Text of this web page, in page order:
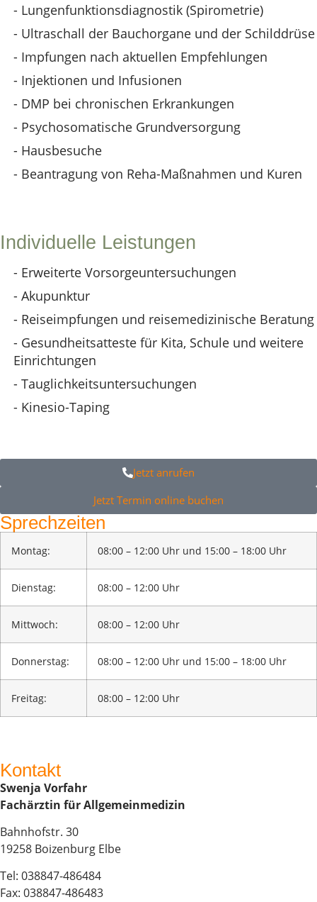
- Lungenfunktionsdiagnostik (Spirometrie)
- Ultraschall der Bauchorgane und der Schilddrüse
- Impfungen nach aktuellen Empfehlungen
- Injektionen und Infusionen
- DMP bei chronischen Erkrankungen
- Psychosomatische Grundversorgung
- Hausbesuche
- Beantragung von Reha-Maßnahmen und Kuren
Individuelle Leistungen
- Erweiterte Vorsorgeuntersuchungen
- Akupunktur
- Reiseimpfungen und reisemedizinische Beratung
- Gesundheitsatteste für Kita, Schule und weitere
Einrichtungen
- Tauglichkeitsuntersuchungen
- Kinesio-Taping
Jetzt anrufen
Jetzt Termin online buchen
Sprechzeiten
Montag: 08:00 – 12:00 Uhr und 15:00 – 18:00 Uhr
Dienstag: 08:00 – 12:00 Uhr
Mittwoch: 08:00 – 12:00 Uhr
Donnerstag: 08:00 – 12:00 Uhr und 15:00 – 18:00 Uhr
Freitag: 08:00 – 12:00 Uhr
Kontakt
Swenja Vorfahr
Fachärztin für Allgemeinmedizin
Bahnhofstr. 30
19258 Boizenburg Elbe
Tel: 038847-486484
Fax: 038847-486483